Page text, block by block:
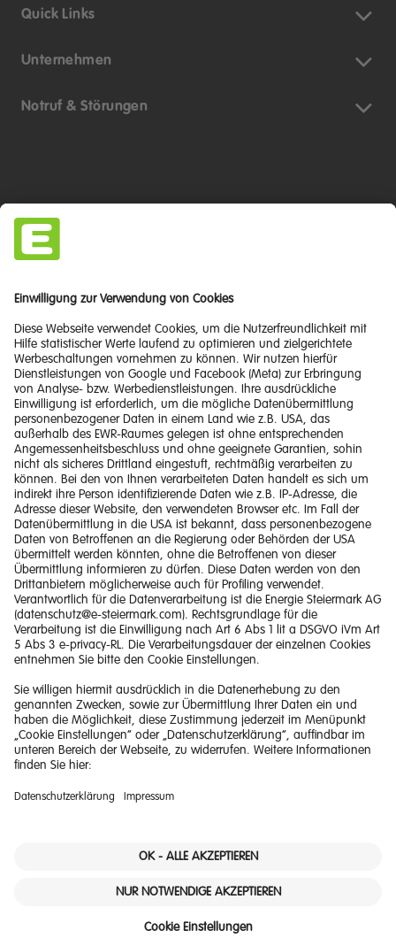
Quick Links
Unternehmen
Notruf & Störungen
Impressum
Barrierefreiheitserklärung
Datenschutzerklärung
© 2026 Energie Steiermark